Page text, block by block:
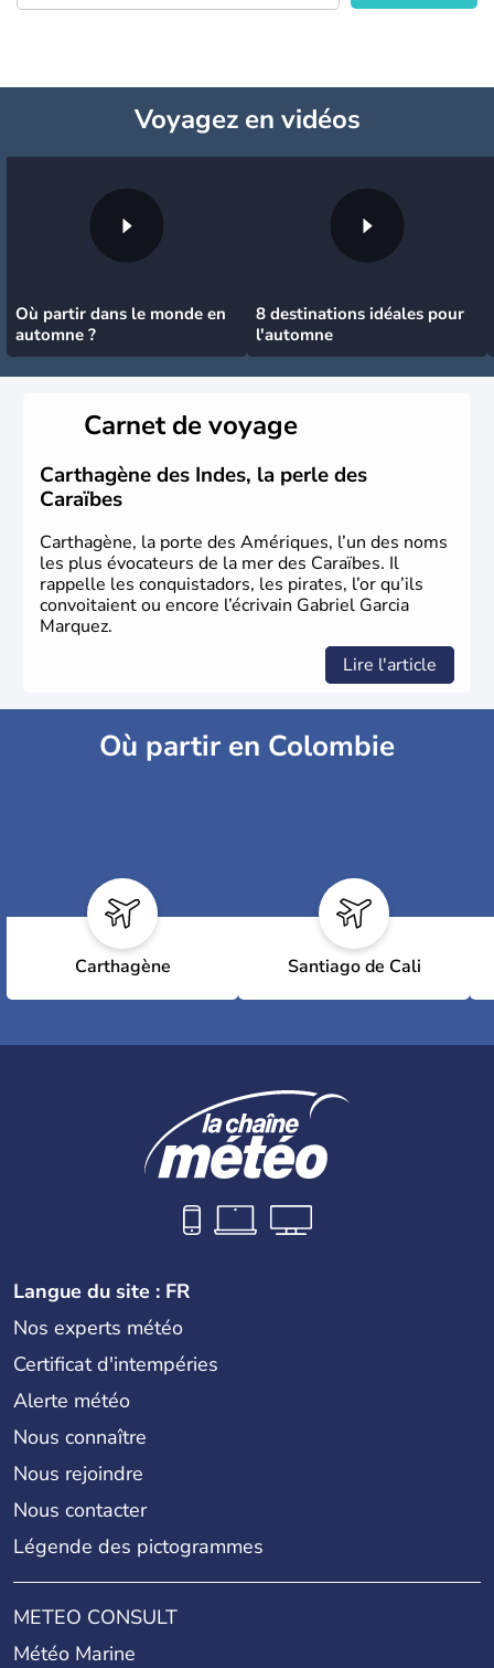
Voyagezen vidéos
Où partir dans le monde en
automne ?
8 destinations idéales pour
l'automne
Carnet de voyage
Carthagène des Indes, la perle des
Caraïbes
Carthagène, la porte des Amériques, l’un des noms
les plus évocateurs de la mer des Caraïbes. Il
rappelle les conquistadors, les pirates, l’or qu’ils
convoitaient ou encore l’écrivain Gabriel Garcia
Marquez.
Lire l'article
Où partir en Colombie
Carthagène Santiago de Cali
Langue du site : FR
Nos experts météo
Certificat d'intempéries
Alerte météo
Nous connaître
Nous rejoindre
Nous contacter
Légende des pictogrammes
METEO CONSULT
Météo Marine